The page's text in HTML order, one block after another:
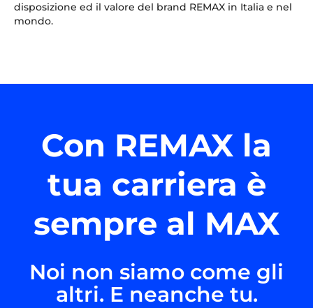
disposizione ed il valore del brand REMAX in Italia e nel
mondo.
Con REMAX la
tua carriera è
sempre al MAX
Noi non siamo come gli
altri. E neanche tu.